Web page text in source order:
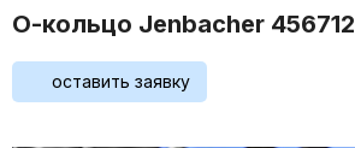
О-кольцо Jenbacher 456712
оставить заявку